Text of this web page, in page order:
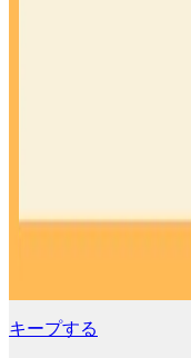
キープする